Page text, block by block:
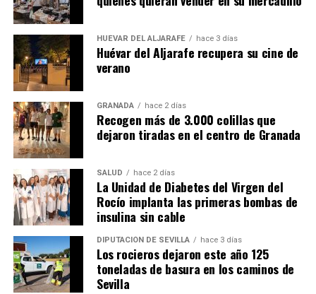
HUÉVAR DEL ALJARAFE hace 3 días
Huévar del Aljarafe recupera su cine de
verano
GRANADA hace 2 días
Recogen más de 3.000 colillas que
dejaron tiradas en el centro de Granada
SALUD hace 2 días
La Unidad de Diabetes del Virgen del
Rocío implanta las primeras bombas de
insulina sin cable
DIPUTACIÓN DE SEVILLA hace 3 días
Los rocieros dejaron este año 125
toneladas de basura en los caminos de
Sevilla